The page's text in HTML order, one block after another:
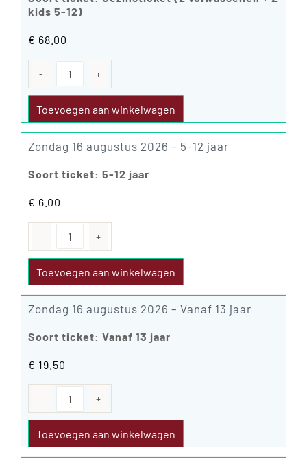
kids 5-12)
€ 68.00
Zaterdag
15
2026
Toevoegen aan winkelwagen
Zondag 16 augustus 2026 – 5-12 jaar
Soort ticket: 5-12 jaar
€ 6.00
Zondag
16
2026
Toevoegen aan winkelwagen
Zondag 16 augustus 2026 – Vanaf 13 jaar
Soort ticket: Vanaf 13 jaar
€ 19.50
Zondag
16
2026
Toevoegen aan winkelwagen